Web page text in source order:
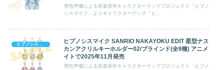
男性声優による音楽原作キャラクターラッププロジェクト「ヒプノ
シスマイク」よりキャラクターグッズ『ヒ...
ヒプノシスマイク SANRIO NAKAYOKU EDIT 星型ナス
カンアクリルキーホルダー02/ブラインド(全9種) アニメ
イトで2025年11月発売
男性声優による音楽原作キャラクターラッププロジェクト「ヒプノ